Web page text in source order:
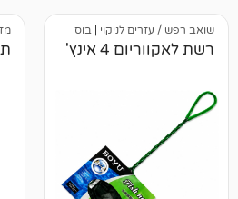
לניקוי|בוס
אינץ'
מזון לתוכים בייסיק
תערובת יונים 1 ק"ג **